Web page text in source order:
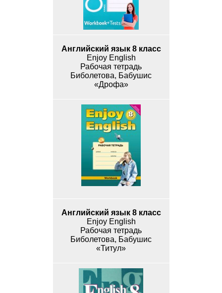
Английский язык 8 класс
Enjoy English
Рабочая тетрадь
Биболетова, Бабушис
«Дрофа»
Английский язык 8 класс
Enjoy English
Рабочая тетрадь
Биболетова, Бабушис
«Титул»